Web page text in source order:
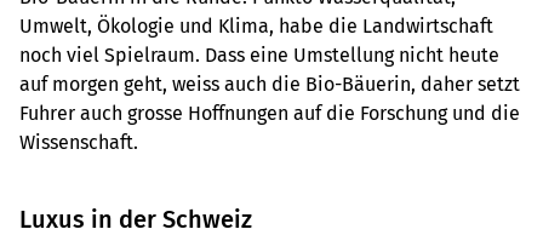
Umwelt, Ökologie und Klima, habe die Landwirtschaft
noch viel Spielraum. Dass eine Umstellung nicht heute
auf morgen geht, weiss auch die Bio-Bäuerin, daher setzt
Fuhrer auch grosse Hoffnungen auf die Forschung und die
Wissenschaft.
Luxus in der Schweiz